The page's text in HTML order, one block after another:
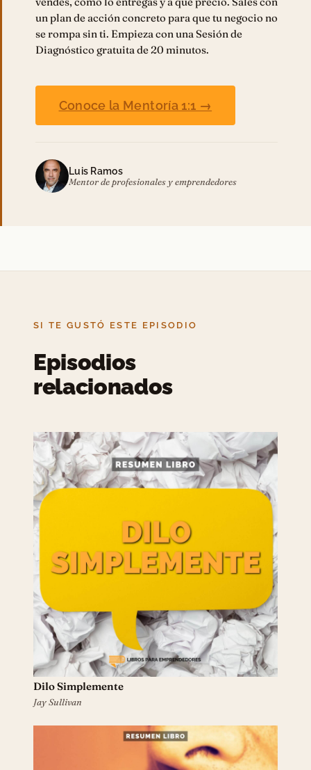
un plan de acción concreto para que tu negocio no
se rompa sin ti. Empieza con una Sesión de
Diagnóstico gratuita de 20 minutos.
Conoce la Mentoría 1:1 →
Luis Ramos
Mentor de profesionales y emprendedores
SI TE GUSTÓ ESTE EPISODIO
Episodios
relacionados
Dilo Simplemente
Jay Sullivan